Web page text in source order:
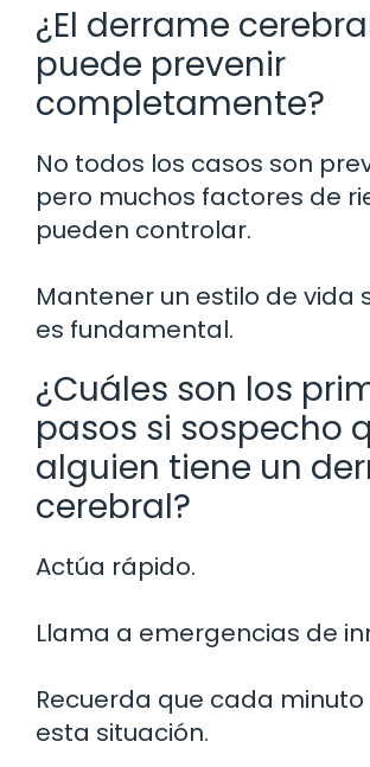
¿El derrame
puede prevenir
completamente?
No todos los casos son
pero muchos factores de
pueden controlar.
Mantener un estilo de vida
es fundamental.
¿Cuáles son los
pasos si sospecho
alguien tiene un
cerebral?
Actúa rápido.
Llama a emergencias de
Recuerda que cada
esta situación.